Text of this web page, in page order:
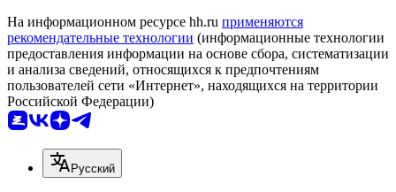
На информационном ресурсе hh.ru применяются
рекомендательные технологии (информационные технологии
предоставления информации на основе сбора, систематизации
и анализа сведений, относящихся к предпочтениям
пользователей сети «Интернет», находящихся на территории
Российской Федерации)
Русский